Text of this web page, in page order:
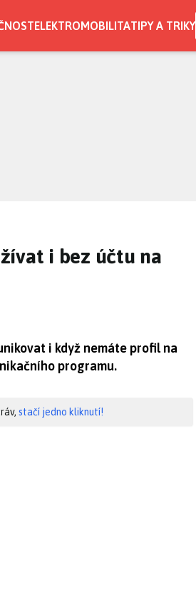
ELEKTROMOBILITATIPY A TRIKY
i bez účtu na
i když nemáte profil na
programu.
stačí jedno kliknutí!